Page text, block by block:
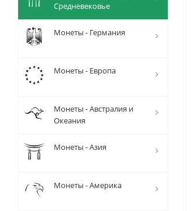
Средневековье
Монеты - Германия
Монеты - Европа
Монеты - Австралия и
Океания
Монеты - Азия
Монеты - Америка